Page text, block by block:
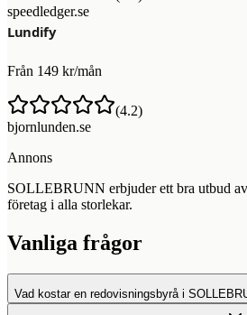
speedledger.se
Från 149 kr/mån
(4.2)
bjornlunden.se
Annons
SOLLEBRUNN erbjuder ett bra utbud
företag i alla storlekar.
Vanliga frågor
Vad kostar en redovisningsbyrå i